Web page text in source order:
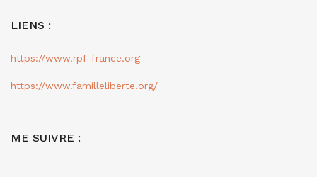
LIENS :
https://www.rpf-france.org
https://www.familleliberte.org/
ME SUIVRE :